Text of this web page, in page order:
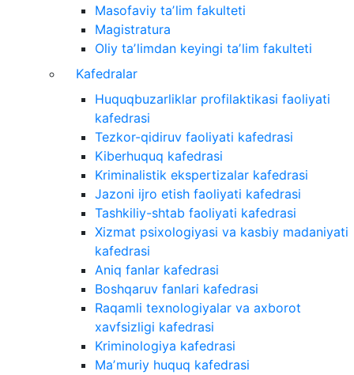
Masofaviy taʼlim fakulteti
Magistratura
Oliy taʼlimdan keyingi taʼlim fakulteti
Kafedralar
Huquqbuzarliklar profilaktikasi faoliyati
kafedrasi
Tezkor-qidiruv faoliyati kafedrasi
Kiberhuquq kafedrasi
Kriminalistik ekspertizalar kafedrasi
Jazoni ijro etish faoliyati kafedrasi
Tashkiliy-shtab faoliyati kafedrasi
Xizmat psixologiyasi va kasbiy madaniyati
kafedrasi
Aniq fanlar kafedrasi
Boshqaruv fanlari kafedrasi
Raqamli texnologiyalar va axborot
xavfsizligi kafedrasi
Kriminologiya kafedrasi
Maʼmuriy huquq kafedrasi